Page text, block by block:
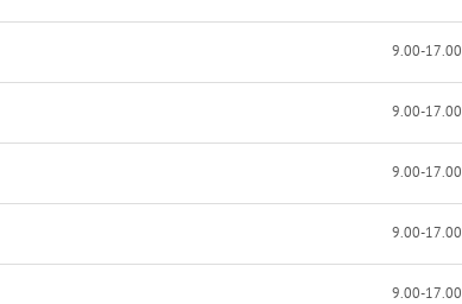
9.00-17.00
9.00-17.00
9.00-17.00
9.00-17.00
9.00-17.00